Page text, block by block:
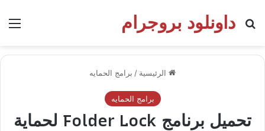
داونلود بروجرام
بحث عن
الرئيسية / برامج الحمايه
برامج الحمايه
تحميل برنامج Folder Lock لحماية